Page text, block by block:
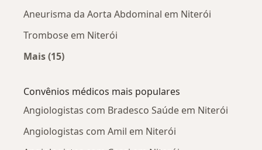
Aneurisma da Aorta Abdominal em Niterói
Trombose em Niterói
Mais (15)
Convênios médicos mais populares
Angiologistas com Bradesco Saúde em Niterói
Angiologistas com Amil em Niterói